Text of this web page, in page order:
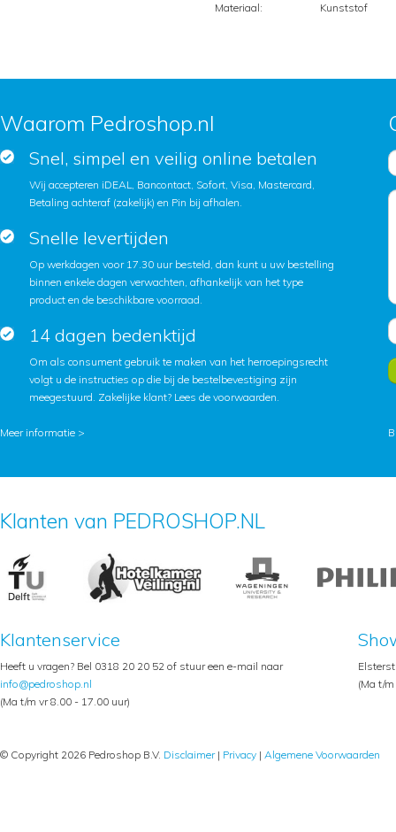
Materiaal:
Kunststof
Waarom Pedroshop.nl
Snel, simpel en veilig online betalen
Wij accepteren iDEAL, Bancontact, Sofort, Visa, Mastercard,
Betaling achteraf (zakelijk) en Pin bij afhalen.
Snelle levertijden
Op werkdagen voor 17.30 uur besteld, dan kunt u uw bestelling
binnen enkele dagen verwachten, afhankelijk van het type
product en de beschikbare voorraad.
14 dagen bedenktijd
Om als consument gebruik te maken van het herroepingsrecht
volgt u de instructies op die bij de bestelbevestiging zijn
meegestuurd. Zakelijke klant? Lees de voorwaarden.
Meer informatie >
Klanten van PEDROSHOP.NL
Klantenservice
Heeft u vragen? Bel 0318 20 20 52 of stuur een e-mail naar
info@pedroshop.nl
(Ma t/m vr 8.00 - 17.00 uur)
(Ma t/
© Copyright 2026 Pedroshop B.V. Disclaimer| Privacy | Algemene Voorwaarden